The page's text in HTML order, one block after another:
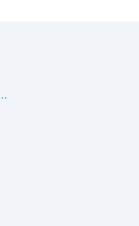
de Portalegre